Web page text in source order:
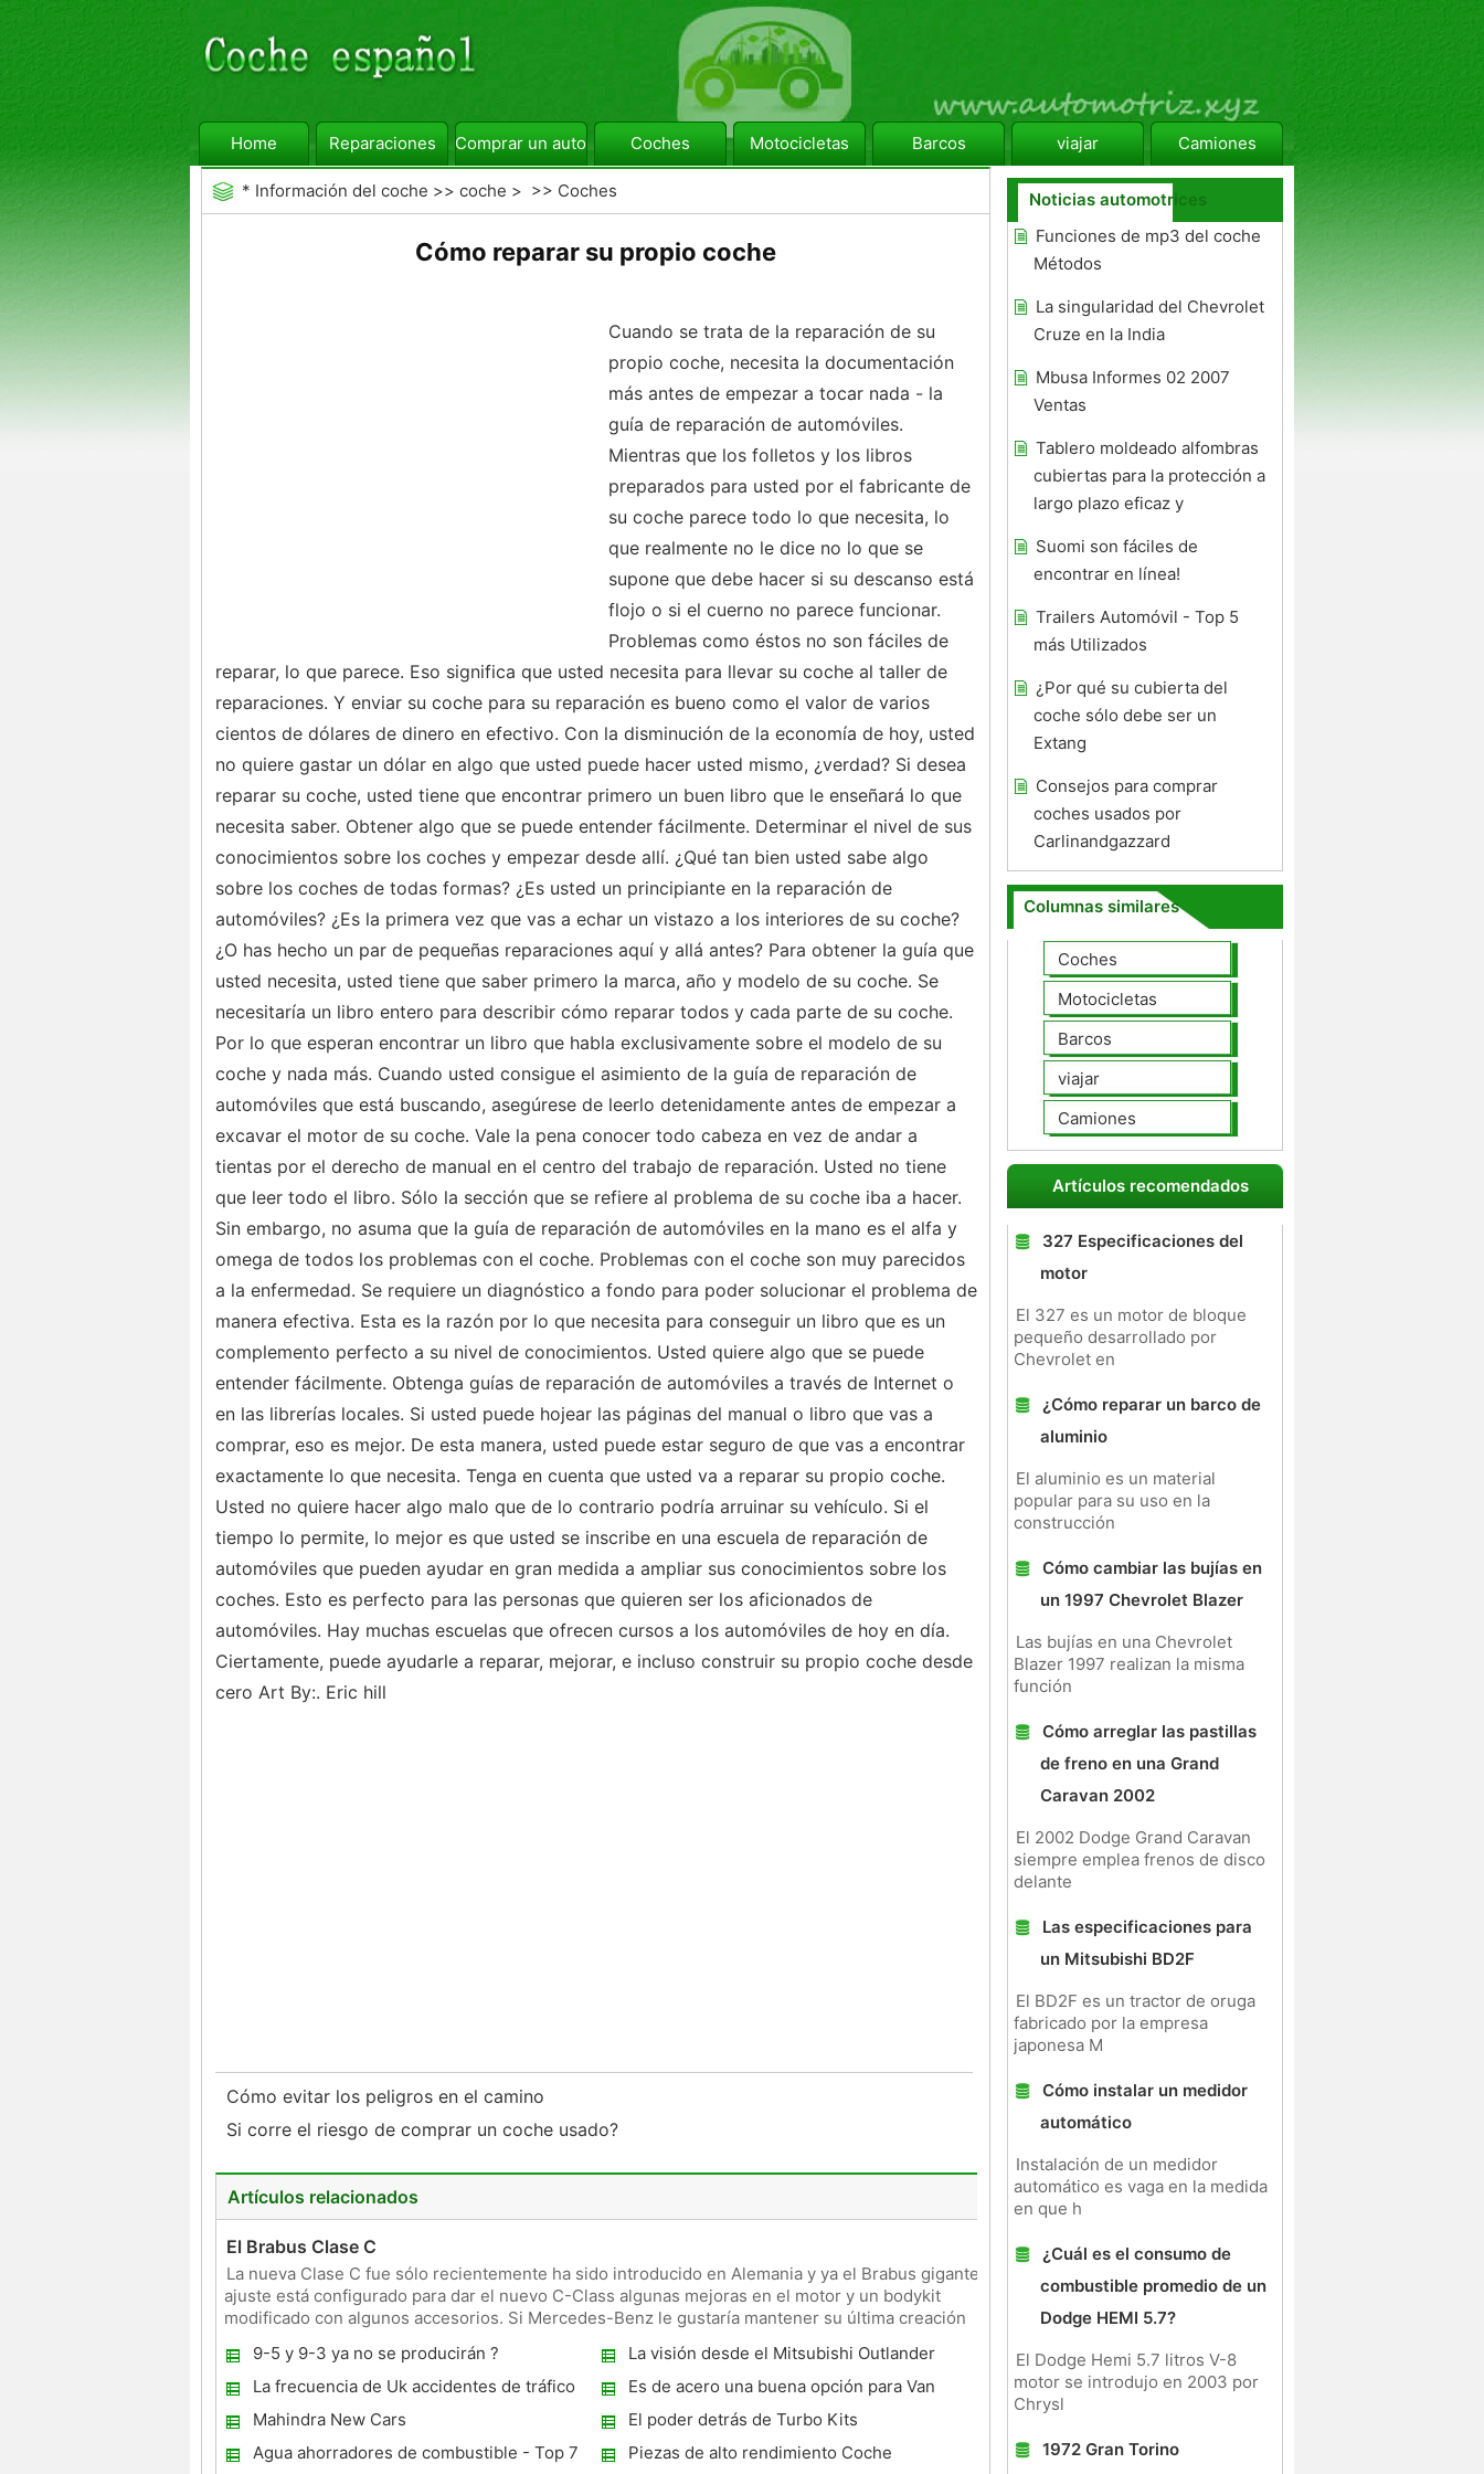
Home Reparaciones Comprar un automóvil Coches Motocicletas Barcos viajar Camiones
* Información del coche >> coche > >> Coches
Cómo reparar su propio coche
Cuando se trata de la reparación de su
propio coche, necesita la documentación
más antes de empezar a tocar nada - la
guía de reparación de automóviles.
Mientras que los folletos y los libros
preparados para usted por el fabricante de
su coche parece todo lo que necesita, lo
que realmente no le dice no lo que se
supone que debe hacer si su descanso está
flojo o si el cuerno no parece funcionar.
Problemas como éstos no son fáciles de
reparar, lo que parece. Eso significa que usted necesita para llevar su coche al taller de
reparaciones. Y enviar su coche para su reparación es bueno como el valor de varios
cientos de dólares de dinero en efectivo. Con la disminución de la economía de hoy, usted
no quiere gastar un dólar en algo que usted puede hacer usted mismo, ¿verdad? Si desea
reparar su coche, usted tiene que encontrar primero un buen libro que le enseñará lo que
necesita saber. Obtener algo que se puede entender fácilmente. Determinar el nivel de sus
conocimientos sobre los coches y empezar desde allí. ¿Qué tan bien usted sabe algo
sobre los coches de todas formas? ¿Es usted un principiante en la reparación de
automóviles? ¿Es la primera vez que vas a echar un vistazo a los interiores de su coche?
¿O has hecho un par de pequeñas reparaciones aquí y allá antes? Para obtener la guía que
usted necesita, usted tiene que saber primero la marca, año y modelo de su coche. Se
necesitaría un libro entero para describir cómo reparar todos y cada parte de su coche.
Por lo que esperan encontrar un libro que habla exclusivamente sobre el modelo de su
coche y nada más. Cuando usted consigue el asimiento de la guía de reparación de
automóviles que está buscando, asegúrese de leerlo detenidamente antes de empezar a
excavar el motor de su coche. Vale la pena conocer todo cabeza en vez de andar a
tientas por el derecho de manual en el centro del trabajo de reparación. Usted no tiene
que leer todo el libro. Sólo la sección que se refiere al problema de su coche iba a hacer.
Sin embargo, no asuma que la guía de reparación de automóviles en la mano es el alfa y
omega de todos los problemas con el coche. Problemas con el coche son muy parecidos
a la enfermedad. Se requiere un diagnóstico a fondo para poder solucionar el problema de
manera efectiva. Esta es la razón por lo que necesita para conseguir un libro que es un
complemento perfecto a su nivel de conocimientos. Usted quiere algo que se puede
entender fácilmente. Obtenga guías de reparación de automóviles a través de Internet o
en las librerías locales. Si usted puede hojear las páginas del manual o libro que vas a
comprar, eso es mejor. De esta manera, usted puede estar seguro de que vas a encontrar
exactamente lo que necesita. Tenga en cuenta que usted va a reparar su propio coche.
Usted no quiere hacer algo malo que de lo contrario podría arruinar su vehículo. Si el
tiempo lo permite, lo mejor es que usted se inscribe en una escuela de reparación de
automóviles que pueden ayudar en gran medida a ampliar sus conocimientos sobre los
coches. Esto es perfecto para las personas que quieren ser los aficionados de
automóviles. Hay muchas escuelas que ofrecen cursos a los automóviles de hoy en día.
Ciertamente, puede ayudarle a reparar, mejorar, e incluso construir su propio coche desde
cero Art By:. Eric hill
Cómo evitar los peligros en el camino
Si corre el riesgo de comprar un coche usado?
Artículos relacionados
El Brabus Clase C
La nueva Clase C fue sólo recientemente ha sido introducido en Alemania y ya el Brabus gigante
ajuste está configurado para dar el nuevo C-Class algunas mejoras en el motor y un bodykit
modificado con algunos accesorios. Si Mercedes-Benz le gustaría mantener su última creación
9-5 y 9-3 ya no se producirán ?
La visión desde el Mitsubishi Outlander
Sport
La frecuencia de Uk accidentes de tráfico
por hora del día
Es de acero una buena opción para Van
Estanterías?
Mahindra New Cars
El poder detrás de Turbo Kits
Agua ahorradores de combustible - Top 7
Piezas de alto rendimiento Coche
Noticias automotrices
Funciones de mp3 del coche
Métodos
La singularidad del Chevrolet
Cruze en la India
Mbusa Informes 02 2007
Ventas
Tablero moldeado alfombras
cubiertas para la protección a
largo plazo eficaz y
Suomi son fáciles de
encontrar en línea!
Trailers Automóvil - Top 5
más Utilizados
¿Por qué su cubierta del
coche sólo debe ser un
Extang
Consejos para comprar
coches usados ​​por
Carlinandgazzard
Columnas similares
Coches
Motocicletas
Barcos
viajar
Camiones
Artículos recomendados
327 Especificaciones del
motor
El 327 es un motor de bloque
pequeño desarrollado por
Chevrolet en
¿Cómo reparar un barco de
aluminio
El aluminio es un material
popular para su uso en la
construcción
Cómo cambiar las bujías en
un 1997 Chevrolet Blazer
Las bujías en una Chevrolet
Blazer 1997 realizan la misma
función
Cómo arreglar las pastillas
de freno en una Grand
Caravan 2002
El 2002 Dodge Grand Caravan
siempre emplea frenos de disco
delante
Las especificaciones para
un Mitsubishi BD2F
El BD2F es un tractor de oruga
fabricado por la empresa
japonesa M
Cómo instalar un medidor
automático
Instalación de un medidor
automático es vaga en la medida
en que h
¿Cuál es el consumo de
combustible promedio de un
Dodge HEMI 5.7?
El Dodge Hemi 5.7 litros V-8
motor se introdujo en 2003 por
Chrysl
1972 Gran Torino